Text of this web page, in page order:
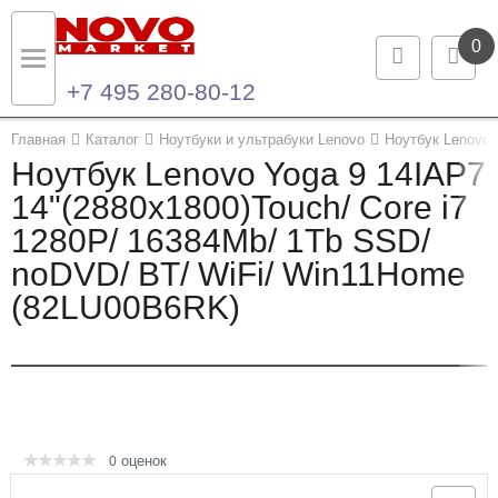
0
+7 495 280-80-12
Главная Каталог Ноутбуки и ультрабуки Lenovo Ноутбук Lenovo
Ноутбук Lenovo Yoga 9 14IAP7
14"(2880x1800)Touch/ Core i7
1280P/ 16384Mb/ 1Tb SSD/
noDVD/ BT/ WiFi/ Win11Home
(82LU00B6RK)
0 оценок
Назад
Каталог продукции
Ноутбуки и ультрабуки
Компьютеры
Назад
Контакты
Контактная информация